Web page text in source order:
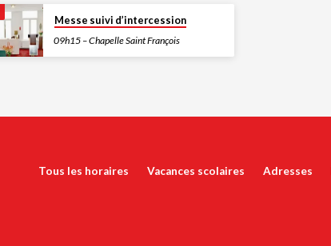
Messe suivi d’intercession
09h15 – Chapelle Saint François
Tous les horaires Vacances scolaires Adresses